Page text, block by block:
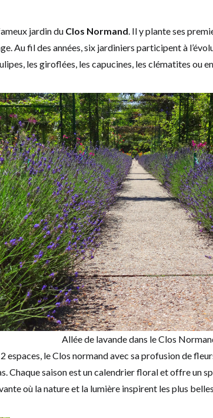
jardin du Clos Normand. Il y plante ses
Au fil des années, six jardiniers participent à
les giroflées, les capucines, les clématites ou
Allée de lavande dans le Clos
espaces, le Clos normand avec sa profusion de
Chaque saison est un calendrier floral et offre un
où la nature et la lumière inspirent les plus